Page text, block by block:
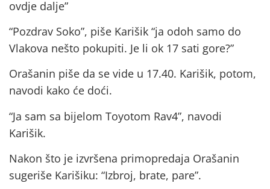
ovdje dalje”
“Pozdrav Soko”, piše Karišik “ja odoh samo do
Vlakova nešto pokupiti. Je li ok 17 sati gore?”
Orašanin piše da se vide u 17.40. Karišik, potom,
navodi kako će doći.
“Ja sam sa bijelom Toyotom Rav4”, navodi
Karišik.
Nakon što je izvršena primopredaja Orašanin
sugeriše Karišiku: “Izbroj, brate, pare”.